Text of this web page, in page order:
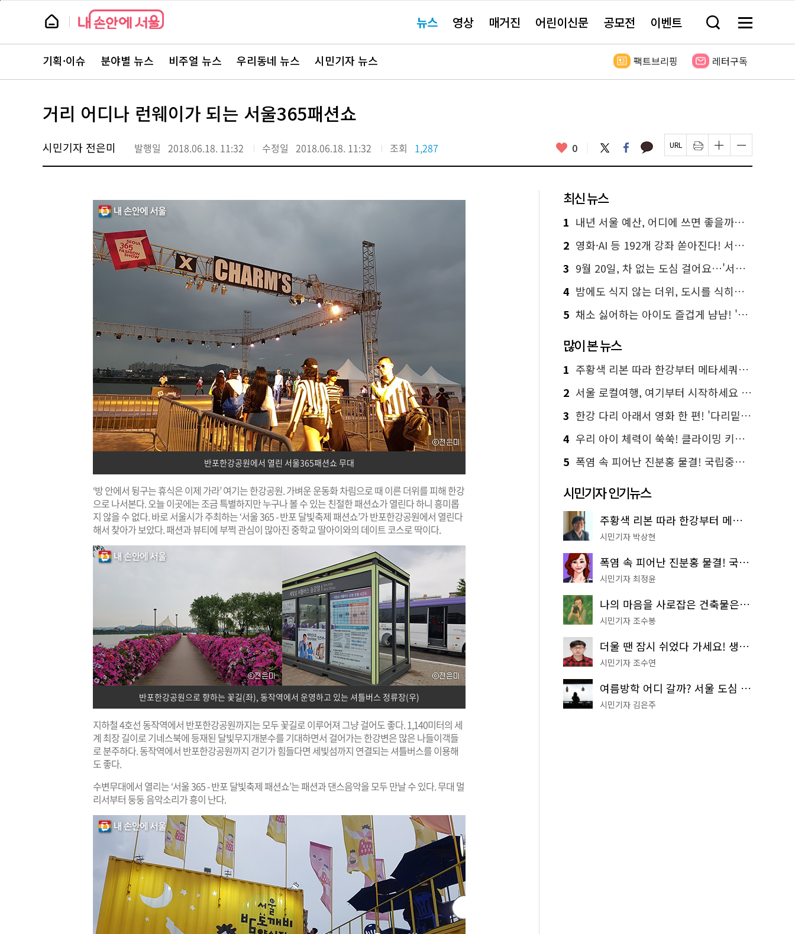
본
뉴
스 요뉴스 영상 매거진 어린이신문 공모전 이벤트 검
창
기
메
전
보
뉴
스
주
서
바
로
기획·이슈 분야별 뉴스 비주얼 뉴스 우리동네 뉴스 시민기자 뉴스 팩트브리핑 레터구독
거리 어디나 런웨이가 되는 서울365패션쇼
시민기자 전은미 발행일 2018.06.18. 11:32 수정일 2018.06.18. 11:32 조회 1,287 좋
요
0 트
위
터
페
이
스
카
카 페
이
지
인
쇄
하
글
자
크
하
기
글
자
크
하
반포한강공원에서 열린 서울365패션쇼 무대
‘방 안에서 뒹구는 휴식은 이제 가라’ 여기는 한강공원. 가벼운 운동화 차림으로 때 이른 더위를 피해 한강
으로 나서본다. 오늘 이곳에는 조금 특별하지만 누구나 볼 수 있는 친절한 패션쇼가 열린다 하니 흥미롭
지 않을 수 없다. 바로 서울시가 주최하는 ‘서울 365 - 반포 달빛축제 패션쇼’가 반포한강공원에서 열린다
해서 찾아가 보았다. 패션과 뷰티에 부쩍 관심이 많아진 중학교 딸아이와의 데이트 코스로 딱이다.
반포한강공원으로 향하는 꽃길(좌), 동작역에서 운영하고 있는 셔틀버스 정류장(우)
지하철 4호선 동작역에서 반포한강공원까지는 모두 꽃길로 이루어져 그냥 걸어도 좋다. 1,140미터의 세
계 최장 길이로 기네스북에 등재된 달빛무지개분수를 기대하면서 걸어가는 한강변은 많은 나들이객들
로 분주하다. 동작역에서 반포한강공원까지 걷기가 힘들다면 세빛섬까지 연결되는 셔틀버스를 이용해
도 좋다.
수변무대에서 열리는 ‘서울 365 - 반포 달빛축제 패션쇼’는 패션과 댄스음악을 모두 만날 수 있다. 무대 멀
리서부터 둥둥 음악소리가 흥이 난다.
최신 뉴스
1 내년 서울 예산, 어디에 쓰면 좋을까요? 온라인 투표
2 영화·AI 등 192개 강좌 쏟아진다! 서울시민대학 선착순 신청
3 9월 20일, 차 없는 도심 걸어요…'서울 걷자 페스티벌' 선착순 5천명
4 밤에도 식지 않는 더위, 도시를 식히는 시원한 해법은?
5 채소 싫어하는 아이도 즐겁게 냠냠! '찾아가는 서울시 식생활 교육' 현장
많이 본 뉴스
1 주황색 리본 따라 한강부터 메타세쿼이아 숲길까지…서울둘레길 15코스
2 서울 로컬여행, 여기부터 시작하세요 '서울에디션25'
3 한강 다리 아래서 영화 한 편! '다리밑 영화관' 무료 상영
4 우리 아이 체력이 쑥쑥! 클라이밍 키즈카페·어린이 체력장
5 폭염 속 피어난 진분홍 물결! 국립중앙박물관 배롱나무 명소
시민기자 인기뉴스
주황색 리본 따라 한강부터 메타세쿼이아 숲길까지…서울둘레길 15코스
시민기자 박상현
폭염 속 피어난 진분홍 물결! 국립중앙박물관 배롱나무 명소
시민기자 최정윤
나의 마음을 사로잡은 건축물은? '서울시 건축상' 수상작 공개!
시민기자 조수봉
더울 땐 잠시 쉬었다 가세요! 생수 냉장고부터 해피소·무더위쉼터까지
시민기자 조수연
여름방학 어디 갈까? 서울 도심 무료 실내 여행 코스 추천
시민기자 김은주
페